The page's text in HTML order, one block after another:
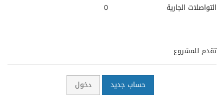
التواصلات الجارية
0
تقدم للمشروع
حساب جديد دخول